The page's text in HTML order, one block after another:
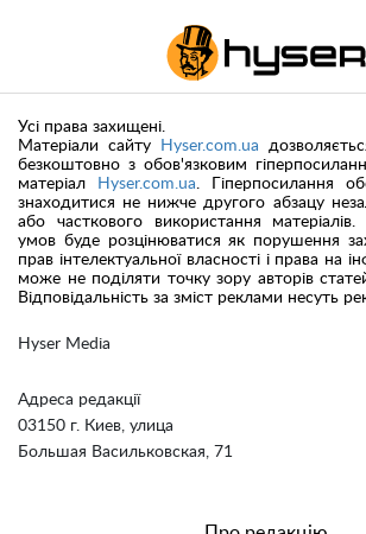
Hyser Media
Адреса редакції
03150 г. Киев, улица
Большая Васильковская, 71
Усі права захищені.
Матеріали сайту
Hyser.com.ua
безкоштовно з обов'язковим
матеріал
Hyser.com.ua . Гіперпосилання
знаходитися не нижче другого абзацу
або часткового використання
умов буде розцінюватися як порушення
прав інтелектуальної власності і права на
може не поділяти точку зору авторів
Відповідальність за зміст реклами несуть